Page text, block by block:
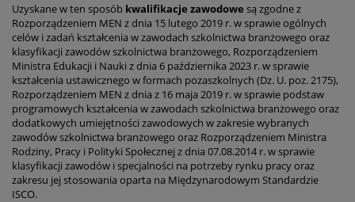
Uzyskane w ten sposób kwalifikacje zawodowe są zgodne z
Rozporządzeniem MEN z dnia 15 lutego 2019 r. w sprawie ogólnych
celów i zadań kształcenia w zawodach szkolnictwa branżowego oraz
klasyfikacji zawodów szkolnictwa branżowego, Rozporządzeniem
Ministra Edukacji i Nauki z dnia 6 października 2023 r. w sprawie
kształcenia ustawicznego w formach pozaszkolnych (Dz. U. poz. 2175),
Rozporządzeniem MEN z dnia z 16 maja 2019 r. w sprawie podstaw
programowych kształcenia w zawodach szkolnictwa branżowego oraz
dodatkowych umiejętności zawodowych w zakresie wybranych
zawodów szkolnictwa branżowego oraz Rozporządzeniem Ministra
Rodziny, Pracy i Polityki Społecznej z dnia 07.08.2014 r. w sprawie
klasyfikacji zawodów i specjalności na potrzeby rynku pracy oraz
zakresu jej stosowania oparta na Międzynarodowym Standardzie
ISCO.